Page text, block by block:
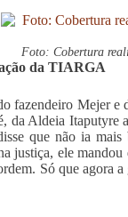
Foto: Cobertura
da TIARGA
fazendeiro Mejer e
da Aldeia Itaputyre
que não ia
justiça, ele
Só que agora